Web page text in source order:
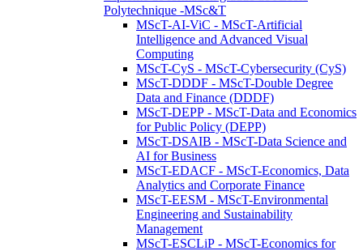
Polytechnique -MSc&T
MScT-AI-ViC - MScT-Artificial
Intelligence and Advanced Visual
Computing
MScT-CyS - MScT-Cybersecurity (CyS)
MScT-DDDF - MScT-Double Degree
Data and Finance (DDDF)
MScT-DEPP - MScT-Data and Economics
for Public Policy (DEPP)
MScT-DSAIB - MScT-Data Science and
AI for Business
MScT-EDACF - MScT-Economics, Data
Analytics and Corporate Finance
MScT-EESM - MScT-Environmental
Engineering and Sustainability
Management
MScT-ESCLiP - MScT-Economics for